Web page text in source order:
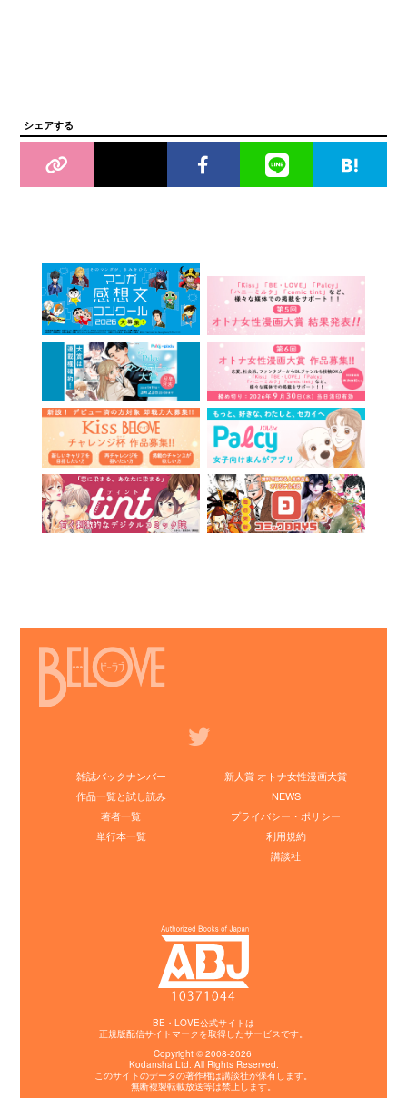
シェアする
雑誌バックナンバー
作品一覧と試し読み
著者一覧
単行本一覧
新人賞 オトナ女性漫画大賞
NEWS
プライバシー・ポリシー
利用規約
講談社
BE・LOVE公式サイトは
正規版配信サイトマークを取得したサービスです。
Copyright © 2008-2026
KodanshaLtd. All Rights Reserved.
このサイトのデータの著作権は講談社が保有します。
無断複製転載放送等は禁止します。